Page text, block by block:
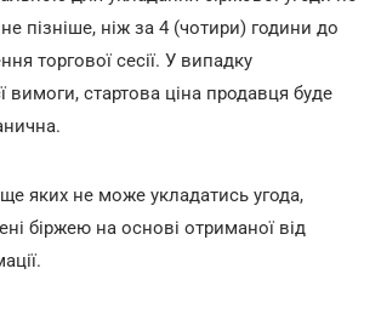
пізніше, ніж за 4 (чотири) години до
торгової сесії. У випадку
вимоги, стартова ціна продавця буде
яких не може укладатись угода,
біржею на основі отриманої від